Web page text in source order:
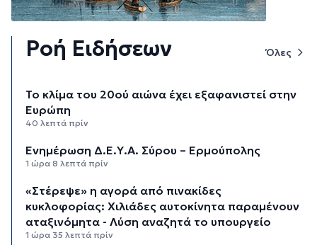
Ροή Ειδήσεων Όλες
Το κλίμα του 20ού αιώνα έχει εξαφανιστεί στην
Ευρώπη
40 λεπτά πρίν
Ενημέρωση Δ.Ε.Υ.Α. Σύρου – Ερμούπολης
1 ώρα 8 λεπτά πρίν
«Στέρεψε» η αγορά από πινακίδες
κυκλοφορίας: Χιλιάδες αυτοκίνητα παραμένουν
αταξινόμητα - Λύση αναζητά το υπουργείο
1 ώρα 35 λεπτά πρίν